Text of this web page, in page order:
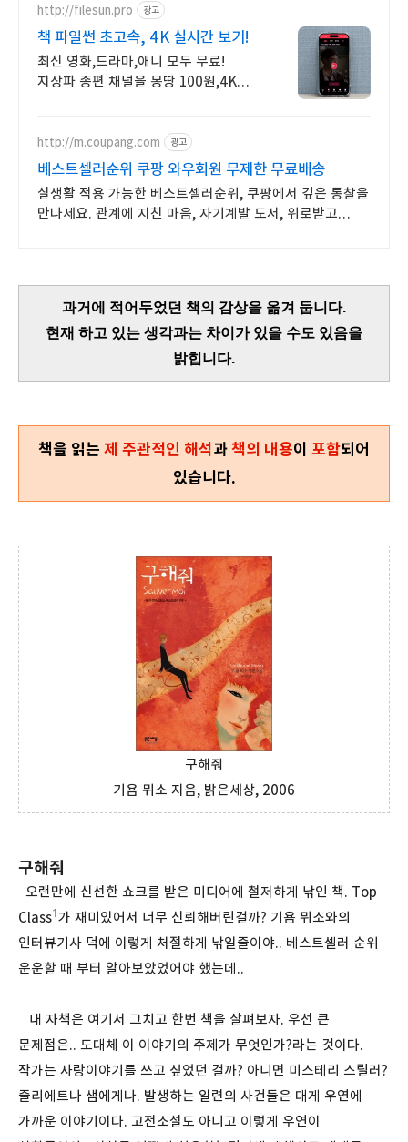
http://filesun.pro 광고
책 파일썬 초고속, 4K 실시간 보기!
최신 영화,드라마,애니 모두 무료!
지상파 종편 채널을 몽땅 100원,4K
http://m.coupang.com 광고
베스트셀러순위 쿠팡 와우회원 무제한 무료배송
실생활 적용 가능한 베스트셀러순위, 쿠팡에서 깊은 통찰을
만나세요. 관계에 지친 마음, 자기계발 도서, 위로받고
과거에 적어두었던 책의 감상을 옮겨 둡니다.
현재 하고 있는 생각과는 차이가 있을 수도 있음을
밝힙니다.
책을 읽는 제 주관적인 해석과책의 내용이 포함되어
있습니다.
구해줘
기욤 뮈소 지음, 밝은세상, 2006
구해줘
오랜만에 신선한 쇼크를 받은 미디어에 철저하게 낚인 책. Top
Class1가 재미있어서 너무 신뢰해버린걸까? 기욤 뮈소와의
인터뷰기사 덕에 이렇게 처절하게 낚일줄이야.. 베스트셀러 순위
운운할 때 부터 알아보았었어야 했는데..
내 자책은 여기서 그치고 한번 책을 살펴보자. 우선 큰
문제점은.. 도대체 이 이야기의 주제가 무엇인가?라는 것이다.
작가는 사랑이야기를 쓰고 싶었던 걸까? 아니면 미스테리 스릴러?
줄리에트나 샘에게나. 발생하는 일련의 사건들은 대게 우연에
가까운 이야기이다. 고전소설도 아니고 이렇게 우연이